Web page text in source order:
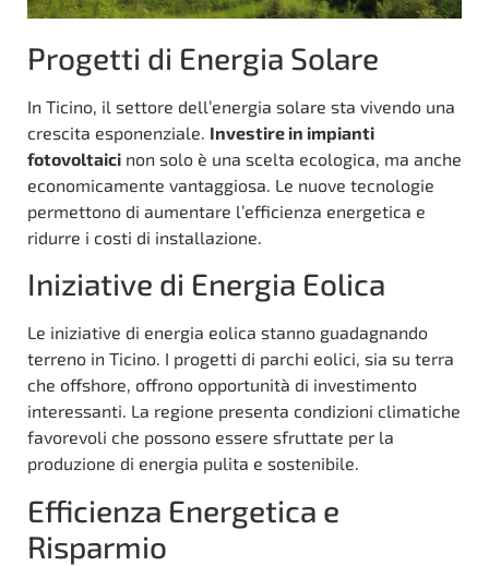
Progetti di Energia Solare
In Ticino, il settore dell’energia solare sta vivendo una
crescita esponenziale. Investire in impianti
fotovoltaici non solo è una scelta ecologica, ma anche
economicamente vantaggiosa. Le nuove tecnologie
permettono di aumentare l’efficienza energetica e
ridurre i costi di installazione.
Iniziative di Energia Eolica
Le iniziative di energia eolica stanno guadagnando
terreno in Ticino. I progetti di parchi eolici, sia su terra
che offshore, offrono opportunità di investimento
interessanti. La regione presenta condizioni climatiche
favorevoli che possono essere sfruttate per la
produzione di energia pulita e sostenibile.
Efficienza Energetica e
Risparmio